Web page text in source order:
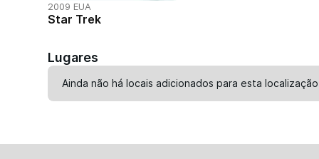
2009 EUA
Star Trek
Lugares
Ainda não há locais adicionados para esta